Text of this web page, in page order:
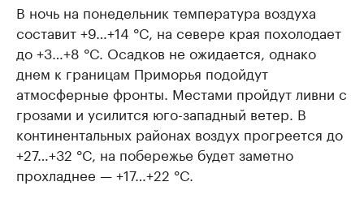
В ночь на понедельник температура воздуха
составит +9…+14 °C, на севере края похолодает
до +3…+8 °C. Осадков не ожидается, однако
днем к границам Приморья подойдут
атмосферные фронты. Местами пройдут ливни с
грозами и усилится юго-западный ветер. В
континентальных районах воздух прогреется до
+27…+32 °C, на побережье будет заметно
прохладнее — +17…+22 °C.